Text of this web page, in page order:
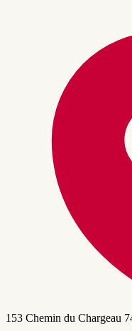
153 Chemin du Chargeau